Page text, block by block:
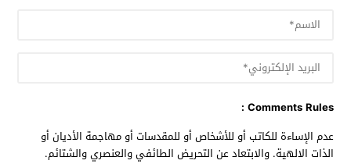
Comments Rules :
عدم الإساءة للكاتب أو للأشخاص أو للمقدسات أو مهاجمة الأديان أو
الذات الالهية. والابتعاد عن التحريض الطائفي والعنصري والشتائم.